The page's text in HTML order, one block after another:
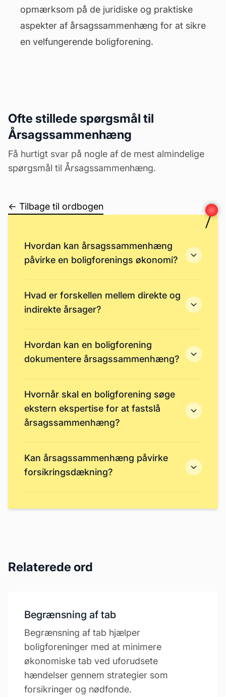
opmærksom på de juridiske og praktiske
aspekter af årsagssammenhæng for at sikre
en velfungerende boligforening.
Ofte stillede spørgsmål til
Årsagssammenhæng
Få hurtigt svar på nogle af de mest almindelige
spørgsmål til Årsagssammenhæng.
← Tilbage til ordbogen
Hvordan kan årsagssammenhæng
påvirke en boligforenings økonomi?
Hvad er forskellen mellem direkte og
indirekte årsager?
Hvordan kan en boligforening
dokumentere årsagssammenhæng?
Hvornår skal en boligforening søge
ekstern ekspertise for at fastslå
årsagssammenhæng?
Kan årsagssammenhæng påvirke
forsikringsdækning?
Relaterede ord
Begrænsning af tab
Begrænsning af tab hjælper
boligforeninger med at minimere
økonomiske tab ved uforudsete
hændelser gennem strategier som
forsikringer og nødfonde.